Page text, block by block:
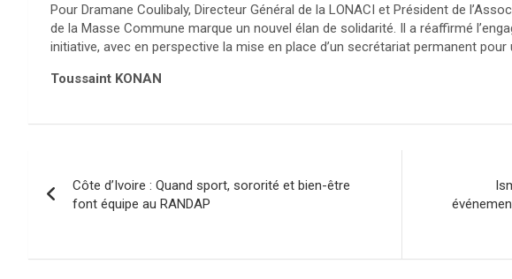
Pour Dramane Coulibaly, Directeur Général de la LONACI et Président de
de la Masse Commune marque un nouvel élan de solidarité. Il a réaffirmé
initiative, avec en perspective la mise en place d’un secrétariat permanent
Toussaint KONAN
de
Côte d’Ivoire : Quand sport, sororité et bien-être
font équipe au RANDAP